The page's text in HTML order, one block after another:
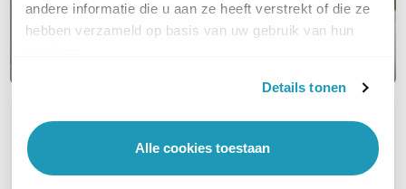
andere informatie die u aan ze heeft verstrekt of die ze
hebben verzameld op basis van uw gebruik van hun
Details tonen
Alle cookies toestaan
OVER DIT PRODUCT
Veelgestelde vragen